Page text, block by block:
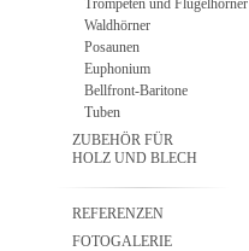
Trompeten und Flügelhörner
Waldhörner
Posaunen
Euphonium
Bellfront-Baritone
Tuben
ZUBEHÖR FÜR
HOLZ UND BLECH
REFERENZEN
FOTOGALERIE